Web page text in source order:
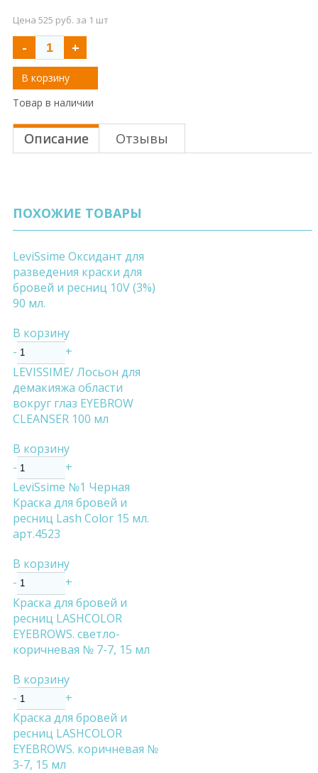
Цена 525 руб. за 1 шт
- +
В корзину
Товар в наличии
Описание Отзывы
ПОХОЖИЕ ТОВАРЫ
LeviSsime Оксидант для
разведения краски для
бровей и ресниц 10V (3%)
90 мл.
В корзину
-
+
LEVISSIME/ Лосьон для
демакияжа области
вокруг глаз EYEBROW
CLEANSER 100 мл
В корзину
-
+
LeviSsime №1 Черная
Краска для бровей и
ресниц Lash Color 15 мл.
арт.4523
В корзину
-
+
Краска для бровей и
ресниц LASHCOLOR
EYEBROWS. светло-
коричневая № 7-7, 15 мл
В корзину
-
+
Краска для бровей и
ресниц LASHCOLOR
EYEBROWS. коричневая №
3-7, 15 мл